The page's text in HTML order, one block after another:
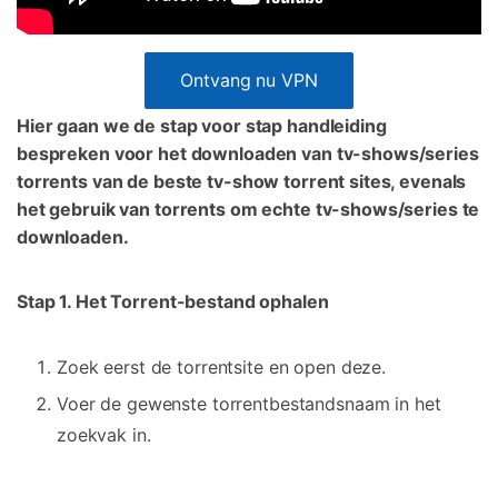
Ontvang nu VPN
Hier gaan we de stap voor stap handleiding
bespreken voor het downloaden van tv-shows/series
torrents van de beste tv-show torrent sites, evenals
het gebruik van torrents om echte tv-shows/series te
downloaden.
Stap 1. Het Torrent-bestand ophalen
Zoek eerst de torrentsite en open deze.
Voer de gewenste torrentbestandsnaam in het
zoekvak in.